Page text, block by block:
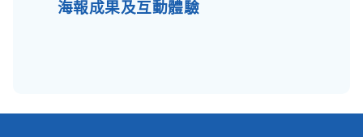
海報成果及互動體驗